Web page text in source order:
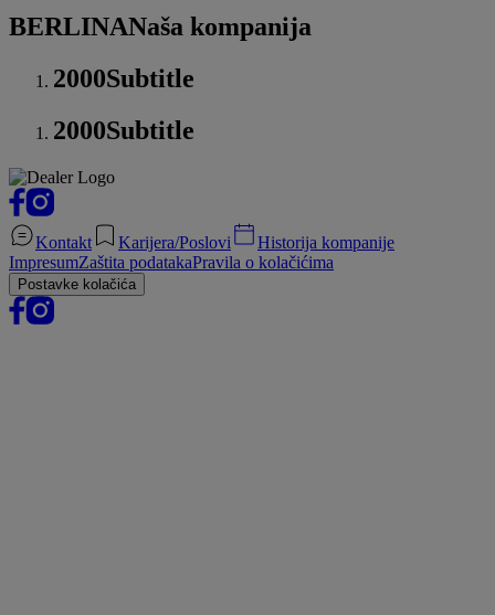
BERLINANaša kompanija
2000Subtitle
2000Subtitle
Kontakt Karijera/Poslovi
Historija kompanije
ImpresumZaštita podatakaPravila o kolačićima
Postavke kolačića